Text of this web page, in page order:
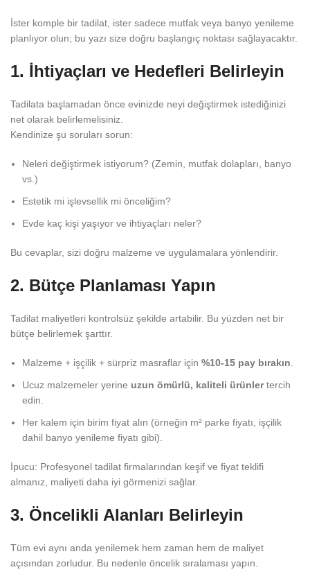
İster komple bir tadilat, ister sadece mutfak veya banyo yenileme
planlıyor olun; bu yazı size doğru başlangıç noktası sağlayacaktır.
1. İhtiyaçları ve Hedefleri Belirleyin
Tadilata başlamadan önce evinizde neyi değiştirmek istediğinizi
net olarak belirlemelisiniz.
Kendinize şu soruları sorun:
Neleri değiştirmek istiyorum? (Zemin, mutfak dolapları, banyo
vs.)
Estetik mi işlevsellik mi önceliğim?
Evde kaç kişi yaşıyor ve ihtiyaçları neler?
Bu cevaplar, sizi doğru malzeme ve uygulamalara yönlendirir.
2. Bütçe Planlaması Yapın
Tadilat maliyetleri kontrolsüz şekilde artabilir. Bu yüzden net bir
bütçe belirlemek şarttır.
Malzeme + işçilik + sürpriz masraflar için %10-15 pay bırakın
Ucuz malzemeler yerine uzun ömürlü, kaliteli ürünlertercih
edin.
Her kalem için birim fiyat alın (örneğin m² parke fiyatı, işçilik
dahil banyo yenileme fiyatı gibi).
İpucu: Profesyonel tadilat firmalarından keşif ve fiyat teklifi
almanız, maliyeti daha iyi görmenizi sağlar.
3. Öncelikli Alanları Belirleyin
Tüm evi aynı anda yenilemek hem zaman hem de maliyet
açısından zorludur. Bu nedenle öncelik sıralaması yapın.